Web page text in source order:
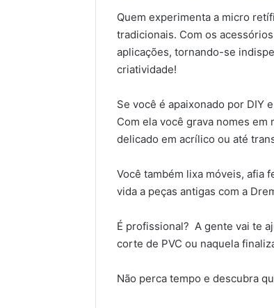
Quem experimenta a micro
tradicionais. Com os
aplicações, tornando-se
criatividade!
Se você é apaixonado por DIY
Com ela você grava nomes
delicado em acrílico ou até
Você também lixa móveis, afia
vida a peças antigas com a
É profissional? A gente vai te
corte de PVC ou naquela
Não perca tempo e descubra